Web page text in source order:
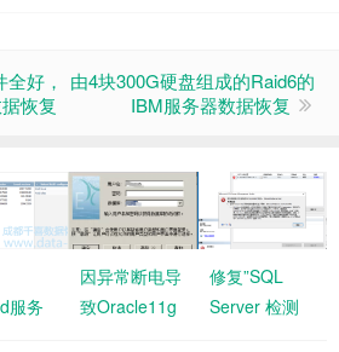
好，
恢复
由4块300G硬盘组成的Raid6的
IBM服务器数据恢复
服务
因异常断电导
致Oracle11g
修复”SQL
Server 检测